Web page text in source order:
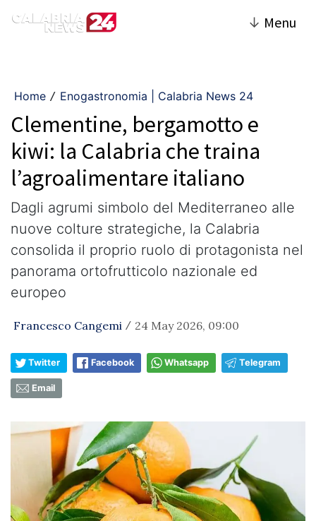
↓ Menu
Home / Enogastronomia | Calabria News 24
Clementine, bergamotto e
kiwi: la Calabria che traina
l’agroalimentare italiano
Dagli agrumi simbolo del Mediterraneo alle
nuove colture strategiche, la Calabria
consolida il proprio ruolo di protagonista nel
panorama ortofrutticolo nazionale ed
europeo
Francesco Cangemi / 24 May 2026, 09:00
Twitter Facebook Whatsapp Telegram
Email